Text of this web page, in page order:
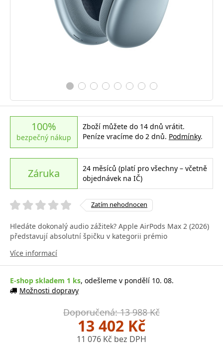
100%
bezpečný nákup
Zboží můžete do 14 dnů vrátit.
Peníze vracíme do 2 dnů. Podmínky.
Záruka
24 měsíců (platí pro všechny – včetně
objednávek na IČ)
Zatím nehodnocen
Hledáte dokonalý audio zážitek? Apple AirPods Max 2 (2026)
představují absolutní špičku v kategorii prémio
Více informací
E-shop skladem 1 ks, odešleme v pondělí 10. 08.
Možnosti dopravy
Doporučená: 13 988 Kč
13 402 Kč
11 076 Kč bez DPH